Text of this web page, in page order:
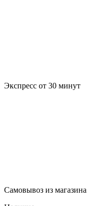
Экспресс от 30 минут
Самовывоз из магазина